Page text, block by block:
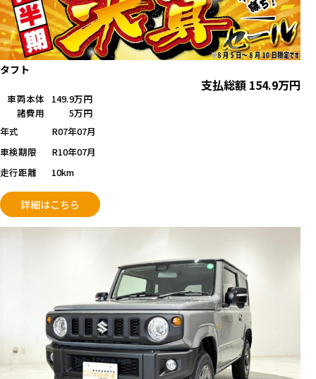
タフト
支払総額 154.9万円
車両本体
149.9万円
諸費用
5万円
年式
R07年07月
車検期限
R10年07月
走行距離
10km
詳細はこちら